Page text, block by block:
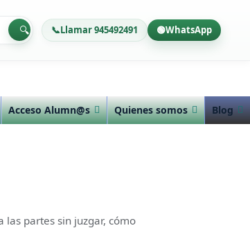
🔍 📞Llamar 945492491 🟢WhatsApp
Acceso Alumn@s Quienes somos Blog
partes sin juzgar, cómo